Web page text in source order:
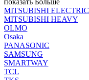
показать Больше
MITSUBISHI ELECTRIC
MITSUBISHI HEAVY
OLMO
Osaka
PANASONIC
SAMSUNG
SMARTWAY
TCL